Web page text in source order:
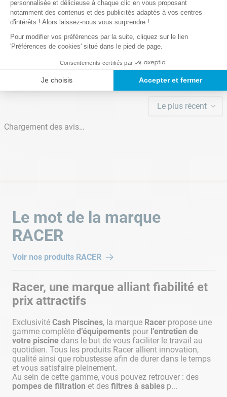
branchement de votre PAC ?
circuit hydraulique principal. Ce branchement permet de
chaleur et permet également de faciliter les opérations de
maintenance ; c'est pourquoi il est très conseillé d'installer sa
pompe à chaleur de piscine en utilisant un by-pass.
Découvrez ci-dessous le tutoriel vous permettant de créer et
Nombre de colis
Notre satisfaction, la votre
Avis clients
Veuillez vous connecter pour écrire un avis.
Le plus récent
Chargement des avis…
Le mot de la marque
RACER
Voir nos produits RACER
Racer, une marque alliant fiabilité et
prix attractifs
Exclusivité Cash Piscines, la marque Racer propose une
gamme complète d’équipements pour l’entretien de
votre piscine dans le but de vous faciliter le travail au
quotidien. Tous les produits Racer allient innovation,
qualité ainsi que robustesse afin de durer dans le temps
et vous satisfaire pleinement.
Au sein de cette gamme, vous pouvez retrouver : des
pompes de filtration et des filtres à sables p...
personnalisée et délicieuse à chaque clic en vous proposant
notamment des contenus et des publicités adaptés à vos centres
d'intérêts ! Alors laissez-nous vous surprendre !
Pour modifier vos préférences par la suite, cliquez sur le lien
'Préférences de cookies' situé dans le pied de page.
Consentements certifiés par
Je choisis Accepter et fermer